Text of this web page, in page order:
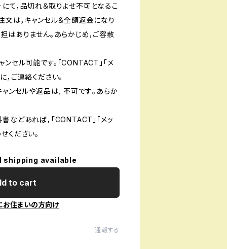
て，品切れ＆取りよせ不可となるこ
文は，キャンセル＆全額返金になり
はありません。あらかじめ，ご容赦
セル可能です。「CONTACT」「メ
，ご連絡ください。
ンセルや返品は, 不可です｡あらか
などあれば，「CONTACT」「メッ
ください。
shipping available
to cart
お住まいの方向け
通報する